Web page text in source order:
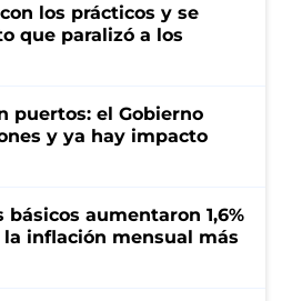
los prácticos y se
que paralizó a los
puertos: el Gobierno
y ya hay impacto
básicos aumentaron 1,6%
inflación mensual más